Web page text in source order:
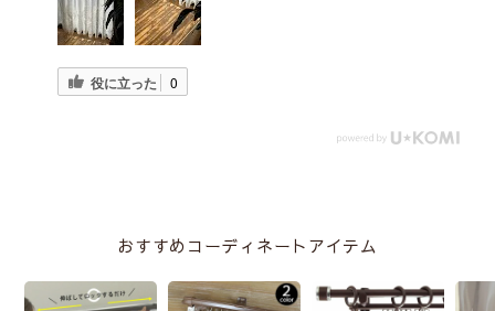
役に立った 0
おすすめコーディネートアイテム